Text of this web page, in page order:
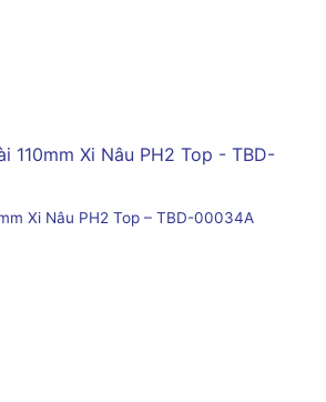
Xi Nâu PH2 Top – TBD-00034A